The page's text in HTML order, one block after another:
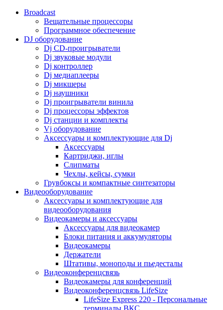
Broadcast
Вещательные процессоры
Программное обеспечение
DJ оборудование
Dj CD-проигрыватели
Dj звуковые модули
Dj контроллер
Dj медиаплееры
Dj микшеры
Dj наушники
Dj проигрыватели винила
Dj процессоры эффектов
Dj станции и комплекты
Vj оборудование
Аксессуары и комплектующие для Dj
Аксессуары
Картриджи, иглы
Слипматы
Чехлы, кейсы, сумки
Грувбоксы и компактные синтезаторы
Видеооборудование
Аксессуары и комплектующие для
видеооборудования
Видеокамеры и аксессуары
Аксессуары для видеокамер
Блоки питания и аккумуляторы
Видеокамеры
Держатели
Штативы, моноподы и пьедесталы
Видеоконференцсвязь
Видеокамеры для конференций
Видеоконференцсвязь LifeSize
LifeSize Express 220 - Персональные
терминалы ВКС